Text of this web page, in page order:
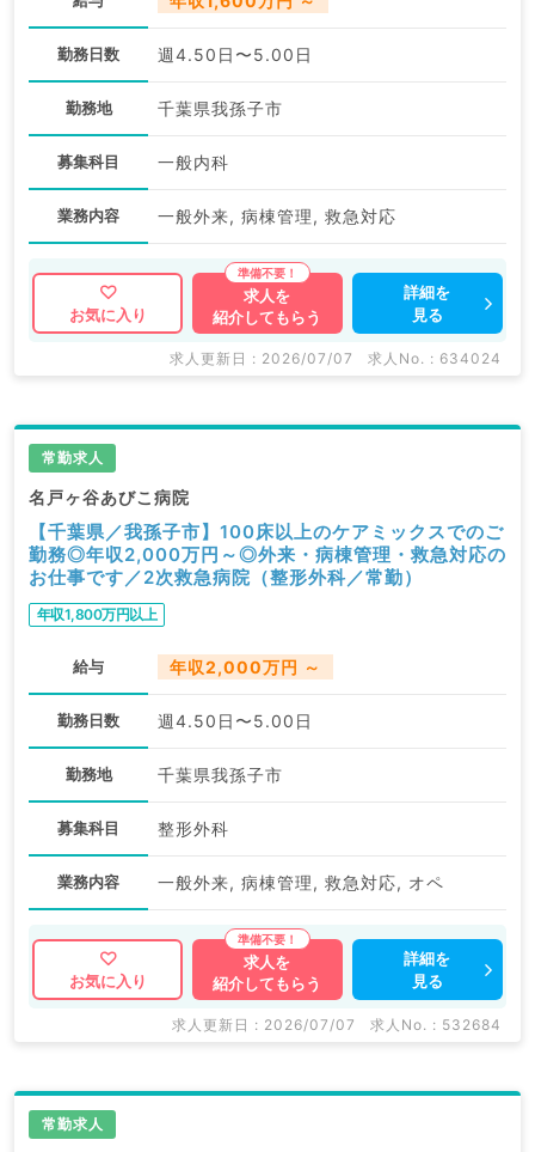
勤務日数 週4.50日〜5.00日
勤務地 千葉県我孫子市
募集科目 一般内科
業務内容 一般外来, 病棟管理, 救急対応
お気に入り
求人を
紹介してもらう
詳細を
見る
求人更新日 : 2026/07/07 求人No. : 634024
常勤求人
名戸ヶ谷あびこ病院
【千葉県／我孫子市】100床以上のケアミックスでのご
勤務◎年収2,000万円～◎外来・病棟管理・救急対応の
お仕事です／2次救急病院（整形外科／常勤）
年収1,800万円以上
給与 年収2,000万円 ～
勤務日数 週4.50日〜5.00日
勤務地 千葉県我孫子市
募集科目 整形外科
業務内容 一般外来, 病棟管理, 救急対応, オペ
お気に入り
求人を
紹介してもらう
詳細を
見る
求人更新日 : 2026/07/07 求人No. : 532684
常勤求人